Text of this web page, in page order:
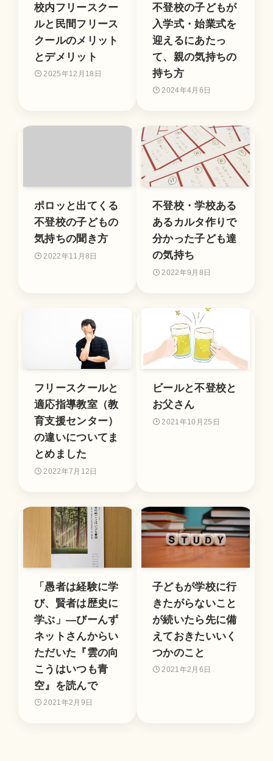
校内フリースクー
ルと民間フリース
クールのメリット
とデメリット
2025年12月18日
不登校の子どもが
入学式・始業式を
迎えるにあたっ
て、親の気持ちの
持ち方
2024年4月6日
ポロッと出てくる
不登校の子どもの
気持ちの聞き方
2022年11月8日
不登校・学校ある
あるカルタ作りで
分かった子ども達
の気持ち
2022年9月8日
フリースクールと
適応指導教室（教
育支援センター）
の違いについてま
とめました
2022年7月12日
ビールと不登校と
お父さん
2021年10月25日
「愚者は経験に学
び、賢者は歴史に
学ぶ」―びーんず
ネットさんからい
ただいた『雲の向
こうはいつも青
空』を読んで
2021年2月9日
子どもが学校に行
きたがらないこと
が続いたら先に備
えておきたいいく
つかのこと
2021年2月6日